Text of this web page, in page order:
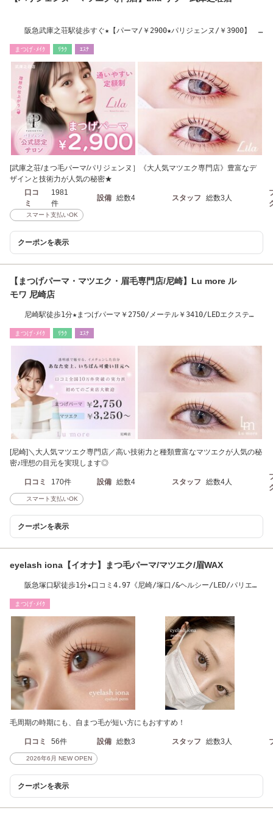
阪急武庫之荘駅徒歩すぐ★【パーマ/￥2900★パリジェンヌ/￥3900】
まつげ･ﾒｲｸ ﾘﾗｸ ｴｽﾃ
[武庫之荘/まつ毛パーマ/パリジェンヌ］《大人気マツエク専門店》豊富なデ
ザインと技術力が人気の秘密★
口コ
ミ
1981
件
設備 総数4 スタッフ 総数3人
スマート支払いOK
クーポンを表示
【まつげパーマ・マツエク・眉毛専門店/尼崎】Lu more ル
モワ 尼崎店
尼崎駅徒歩1分★まつげパーマ￥2750/メーテル￥3410/LEDエクステ
まつげ･ﾒｲｸ ﾘﾗｸ ｴｽﾃ
[尼崎]＼大人気マツエク専門店／高い技術力と種類豊富なマツエクが人気の秘
密♪理想の目元を実現します◎
口コミ 170件 設備 総数4 スタッフ 総数4人
スマート支払いOK
クーポンを表示
eyelash iona【イオナ】まつ毛パーマ/マツエク/眉WAX
阪急塚口駅徒歩1分★口コミ4.97《尼崎/塚口/&ヘルシー/LED/パリエ
まつげ･ﾒｲｸ
毛周期の時期にも、自まつ毛が短い方にもおすすめ！
口コミ 56件 設備 総数3 スタッフ 総数3人
2026年6月 NEW OPEN
クーポンを表示